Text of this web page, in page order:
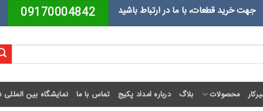
جهت خرید قطعات، با ما در ارتباط باشید 09170004842
محصولات بلاگ درباره امداد پکیج تماس با ما نمایشگاه بین المللی